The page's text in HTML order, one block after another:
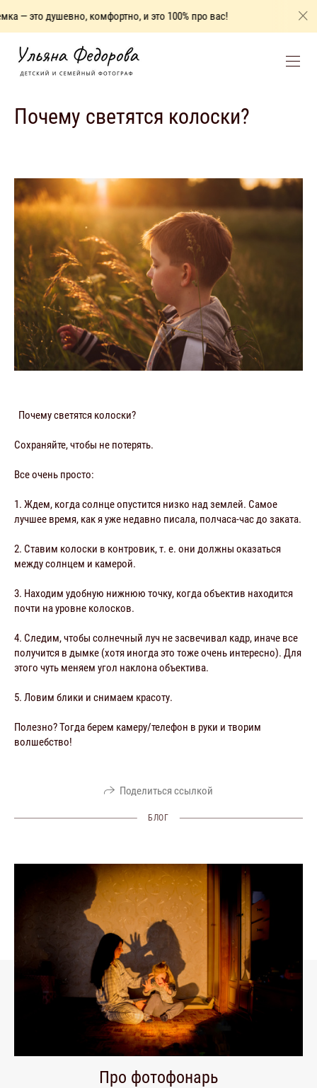
это душевно, комфортно, и это 100% про вас!
Почему светятся колоски?
Почему светятся колоски?
Сохраняйте, чтобы не потерять.
Все очень просто:
1. Ждем, когда солнце опустится низко над землей. Самое
лучшее время, как я уже недавно писала, полчаса-час до заката.
2. Ставим колоски в контровик, т. е. они должны оказаться
между солнцем и камерой.
3. Находим удобную нижнюю точку, когда объектив находится
почти на уровне колосков.
4. Следим, чтобы солнечный луч не засвечивал кадр, иначе все
получится в дымке (хотя иногда это тоже очень интересно). Для
этого чуть меняем угол наклона объектива.
5. Ловим блики и снимаем красоту.
Полезно? Тогда берем камеру/телефон в руки и творим
волшебство!
Поделиться ссылкой
БЛОГ
Про фотофонарь